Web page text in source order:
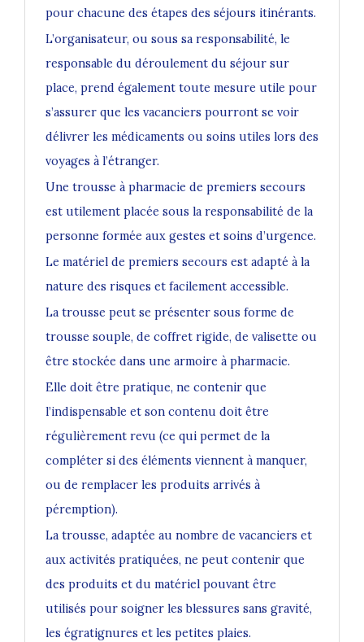
pour chacune des étapes des séjours itinérants.
L’organisateur, ou sous sa responsabilité, le
responsable du déroulement du séjour sur
place, prend également toute mesure utile pour
s’assurer que les vacanciers pourront se voir
délivrer les médicaments ou soins utiles lors des
voyages à l’étranger.
Une trousse à pharmacie de premiers secours
est utilement placée sous la responsabilité de la
personne formée aux gestes et soins d’urgence.
Le matériel de premiers secours est adapté à la
nature des risques et facilement accessible.
La trousse peut se présenter sous forme de
trousse souple, de coffret rigide, de valisette ou
être stockée dans une armoire à pharmacie.
Elle doit être pratique, ne contenir que
l’indispensable et son contenu doit être
régulièrement revu (ce qui permet de la
compléter si des éléments viennent à manquer,
ou de remplacer les produits arrivés à
péremption).
La trousse, adaptée au nombre de vacanciers et
aux activités pratiquées, ne peut contenir que
des produits et du matériel pouvant être
utilisés pour soigner les blessures sans gravité,
les égratignures et les petites plaies.